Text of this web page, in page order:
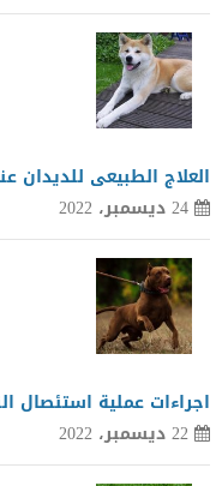
العلاج الطبيعى للديدان
24 ديسمبر، 2022
اجراءات عملية استئصال
22 ديسمبر، 2022